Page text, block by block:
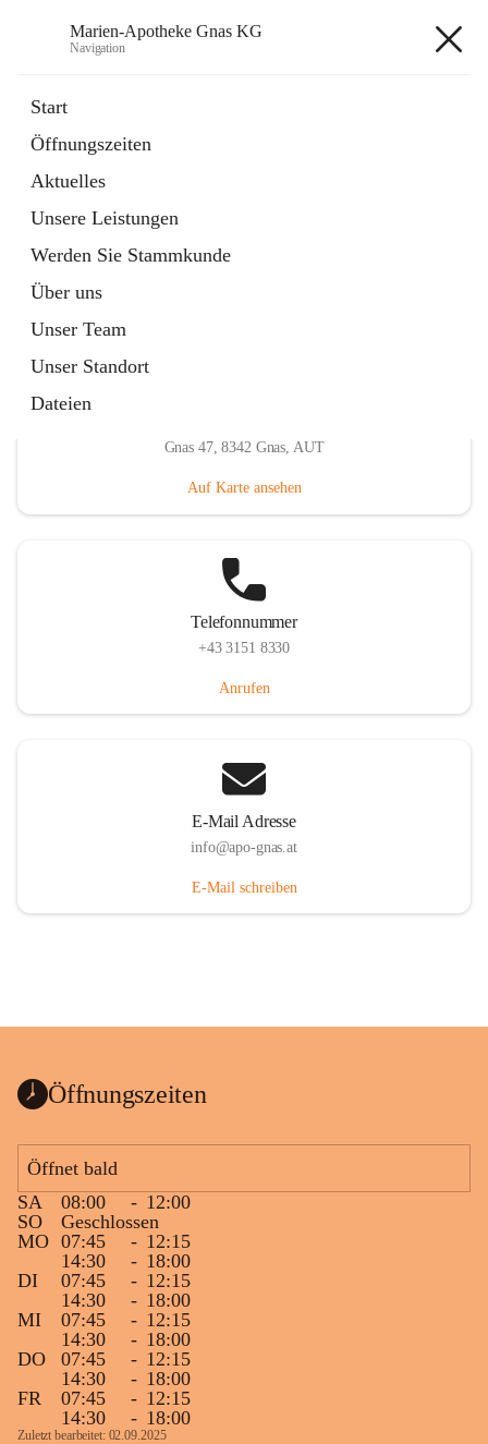
Marien-Apotheke Gnas KG
Navigation
Start
Öffnungszeiten
Aktuelles
Unsere Leistungen
Werden Sie Stammkunde
Über uns
Unser Team
Unser Standort
Dateien
Externe Webseite
in
Tab
Ärztliche Bereitschaftsdienste
Externe Webseite
öffnet
in
neuem
Tab
Gnas 47, 8342 Gnas, AUT
Auf Karte ansehen
Telefonnummer
+43 3151 8330
Anrufen
E-Mail Adresse
info@apo-gnas.at
E-Mail schreiben
Öffnungszeiten
Öffnet bald
SA
08:00 - 12:00
SO
Geschlossen
MO 07:45 - 12:15
14:30
- 18:00
DI
07:45 - 12:15
14:30
- 18:00
MI
07:45 - 12:15
14:30
- 18:00
DO
07:45 - 12:15
14:30
- 18:00
FR
07:45 - 12:15
14:30
- 18:00
Zuletzt bearbeitet: 02.09.2025